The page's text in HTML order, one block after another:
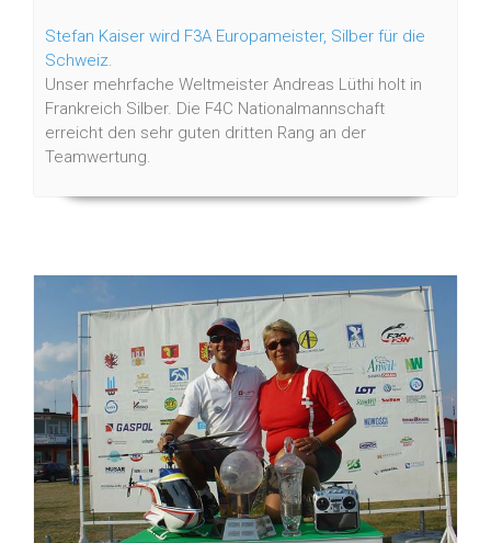
Stefan Kaiser wird F3A Europameister, Silber für die
Schweiz.
Unser mehrfache Weltmeister Andreas Lüthi holt in
Frankreich Silber. Die F4C Nationalmannschaft
erreicht den sehr guten dritten Rang an der
Teamwertung.